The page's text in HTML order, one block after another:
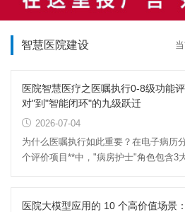
智慧医院建设
医院智慧医疗之医嘱执行0-8级功能
对"到"智能闭环"的九级跃迁
2026-07-04
为什么医嘱执行如此重要？在电子病历
个评价项目**中，"病房护士"角色包含3
医院大模型应用的 10 个高价值场景